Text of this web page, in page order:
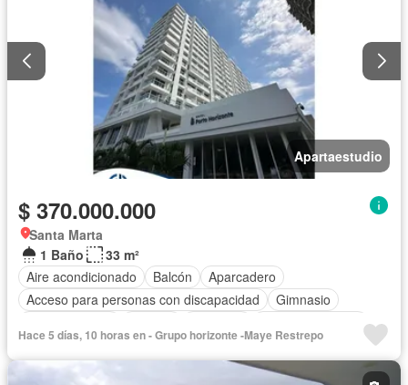
Apartaestudio
$ 370.000.000
Santa Marta
1 Baño
33 m²
Aire acondicionado
Balcón
Aparcadero
Acceso para personas con discapacidad
Gimnasio
Sauna
Seguridad privada Piscina Agua
Hace 5 días, 10 horas en - Grupo horizonte -Maye Restrepo